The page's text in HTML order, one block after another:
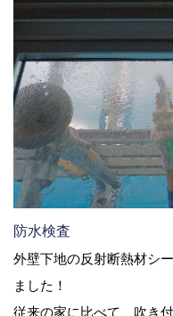
防水検査
外壁下地の反射断熱材シ
ました！
従来の家に比べて、吹き